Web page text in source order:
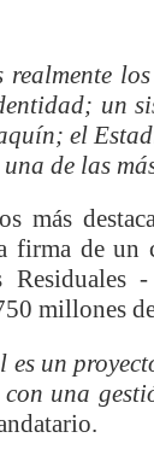
/
/
/
/ Pereira
realmente
un
el
de las
más
firma de un
millones
un
con una